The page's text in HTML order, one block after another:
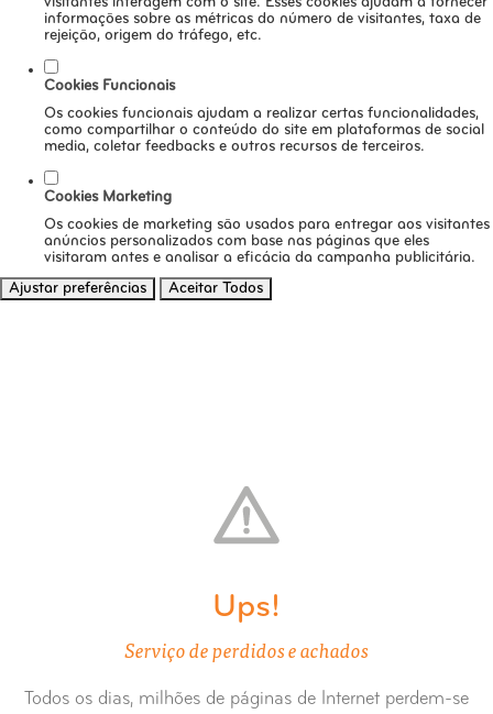
informações sobre as métricas do número de visitantes, taxa de
rejeição, origem do tráfego, etc.
Cookies Funcionais
Os cookies funcionais ajudam a realizar certas funcionalidades,
como compartilhar o conteúdo do site em plataformas de social
media, coletar feedbacks e outros recursos de terceiros.
Cookies Marketing
Os cookies de marketing são usados para entregar aos visitantes
anúncios personalizados com base nas páginas que eles
visitaram antes e analisar a eficácia da campanha publicitária.
Ajustar preferências
Aceitar Todos
Ups!
Serviço de perdidos e achados
Todos os dias, milhões de páginas de Internet perdem-se